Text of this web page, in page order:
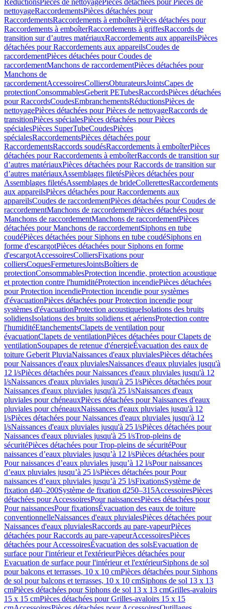
RéductionsPièces de nettoyagePièces détachées pour Pièces de
nettoyageRaccordementsPièces détachées pour
RaccordementsRaccordements à emboîterPièces détachées pour
Raccordements à emboîterRaccordements à griffesRaccords de
transition sur d’autres matériauxRaccordements aux appareilsPièces
détachées pour Raccordements aux appareilsCoudes de
raccordementPièces détachées pour Coudes de
raccordementManchons de raccordementPièces détachées pour
Manchons de
raccordementAccessoiresColliersObturateursJointsCapes de
protectionConsommablesGeberit PETubesRaccordsPièces détachées
pour RaccordsCoudesEmbranchementsRéductionsPièces de
nettoyagePièces détachées pour Pièces de nettoyageRaccords de
transitionPièces spécialesPièces détachées pour Pièces
spécialesPièces SuperTubeCoudesPièces
spécialesRaccordementsPièces détachées pour
RaccordementsRaccords soudésRaccordements à emboîterPièces
détachées pour Raccordements à emboîterRaccords de transition sur
d’autres matériauxPièces détachées pour Raccords de transition sur
d’autres matériauxAssemblages filetésPièces détachées pour
Assemblages filetésAssemblages de brideCollerettesRaccordements
aux appareilsPièces détachées pour Raccordements aux
appareilsCoudes de raccordementPièces détachées pour Coudes de
raccordementManchons de raccordementPièces détachées pour
Manchons de raccordementManchons de raccordementPièces
détachées pour Manchons de raccordementSiphons en tube
coudéPièces détachées pour Siphons en tube coudéSiphons en
forme d'escargotPièces détachées pour Siphons en forme
d'escargotAccessoiresColliersFixations pour
colliersCoquesFermeturesJointsBoîtiers de
protectionConsommablesProtection incendie, protection acoustique
et protection contre l'humiditéProtection incendiePièces détachées
pour Protection incendieProtection incendie pour systèmes
d'évacuationPièces détachées pour Protection incendie pour
systèmes d'évacuationProtection acoustiqueIsolations des bruits
solidiensIsolations des bruits solidiens et aériensProtection contre
l'humiditéEtanchementsClapets de ventilation pour
évacuationClapets de ventilationPièces détachées pour Clapets de
ventilationSoupapes de retenue d'énergieÉvacuation des eaux de
toiture Geberit PluviaNaissances d'eaux pluvialesPièces détachées
pour Naissances d'eaux pluvialesNaissances d'eaux pluviales jusqu'à
12 l/sPièces détachées pour Naissances d'eaux pluviales jusqu'à 12
l/sNaissances d'eaux pluviales jusqu'à 25 l/sPièces détachées pour
Naissances d'eaux pluviales jusqu'à 25 l/sNaissances d'eaux
pluviales pour chéneauxPièces détachées pour Naissances d'eaux
pluviales pour chéneauxNaissances d'eaux pluviales jusqu'à 12
l/sPièces détachées pour Naissances d'eaux pluviales jusqu'à 12
l/sNaissances d'eaux pluviales jusqu'à 25 l/sPièces détachées pour
Naissances d'eaux pluviales jusqu'à 25 l/sTrop-pleins de
sécuritéPièces détachées pour Trop-pleins de sécuritéPour
naissances d’eaux pluviales jusqu’à 12 l/sPièces détachées pour
Pour naissances d’eaux pluviales jusqu’à 12 l/sPour naissances
d’eaux pluviales jusqu’à 25 l/sPièces détachées pour Pour
naissances d’eaux pluviales jusqu’à 25 l/sFixationsSystème de
fixation d40–200Système de fixation d250–315AccessoiresPièces
détachées pour AccessoiresPour naissancesPièces détachées pour
Pour naissancesPour fixationsÉvacuation des eaux de toiture
conventionnelleNaissances d'eaux pluvialesPièces détachées pour
Naissances d'eaux pluvialesRaccords au pare-vapeurPièces
détachées pour Raccords au pare-vapeurAccessoiresPièces
détachées pour AccessoiresÉvacuation des solsEvacuation de
surface pour l'intérieur et l'extérieurPièces détachées pour
Evacuation de surface pour l'intérieur et l'extérieurSiphons de sol
pour balcons et terrasses, 10 x 10 cmPièces détachées pour Siphons
de sol pour balcons et terrasses, 10 x 10 cmSiphons de sol 13 x 13
cmPièces détachées pour Siphons de sol 13 x 13 cmGrilles-avaloirs
15 x 15 cmPièces détachées pour Grilles-avaloirs 15 x 15